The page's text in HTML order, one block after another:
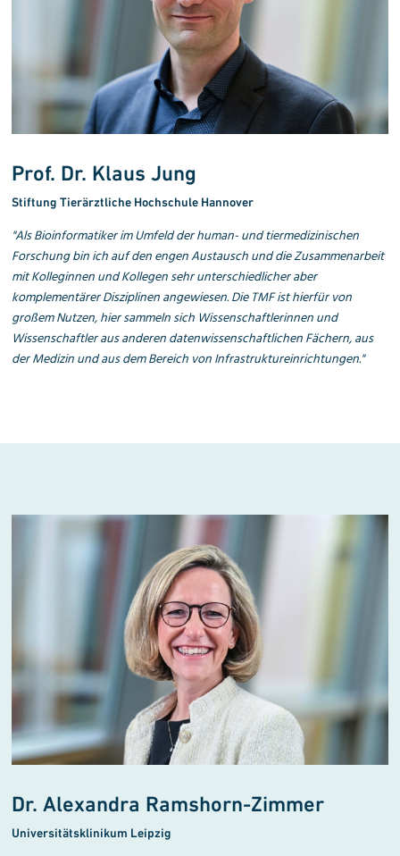
Prof. Dr. Klaus Jung
Stiftung Tierärztliche Hochschule Hannover
"Als Bioinformatiker im Umfeld der human- und tiermedizinischen
Forschung bin ich auf den engen Austausch und die Zusammenarbeit
mit Kolleginnen und Kollegen sehr unterschiedlicher aber
komplementärer Disziplinen angewiesen. Die TMF ist hierfür von
großem Nutzen, hier sammeln sich Wissenschaftlerinnen und
Wissenschaftler aus anderen datenwissenschaftlichen Fächern, aus
der Medizin und aus dem Bereich von Infrastruktureinrichtungen."
Dr. Alexandra Ramshorn-Zimmer
Universitätsklinikum Leipzig